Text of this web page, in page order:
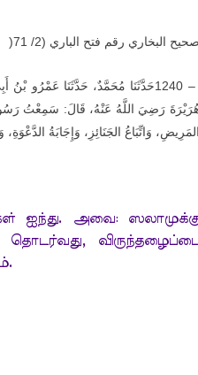
صحيح البخاري رقم فتح الباري (2/ 71 )
1240 –حَدَّثَنَا مُحَمَّدٌ، حَدَّثَنَا عَمْرُو بْنُ
رَضِيَ اللَّهُ عَنْهُ، قَالَ: سَمِعْتُ
المَرِيضِ، وَاتِّبَاعُ الجَنَائِزِ، وَإِجَابَةُ
ஐந்து. அவை:
தொடர்வது,
.